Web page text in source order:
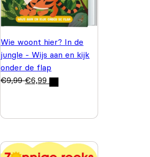
Wie woont hier? In de
jungle - Wijs aan en kijk
onder de flap
€9,99 €6,99